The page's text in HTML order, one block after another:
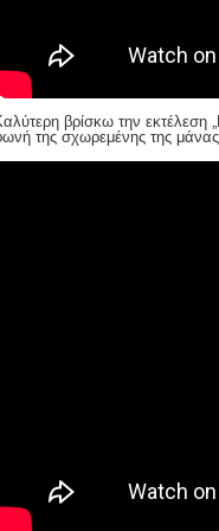
βρίσκω την
της σχωρεμένης της